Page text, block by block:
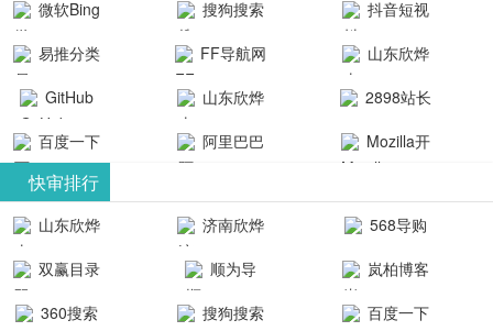
速，支持在
线观看，满
足各类影迷
需求，提供
无广告、高
清流畅的观
影体验。
剧大全、好
看的电视
剧、最新的
电影在线观
看，神马影
最新好看的
剧片、爱情
片、搞笑片
年最新电影
的在线观
看，快来碟
调电影网在
线观看最新
热门影视作
全最优质的
软件免费下
载、资源免
费共享、技
术教程学习
台！整合破
合破解游
戏、整合安
微软Bing
搜狗搜索
引擎
抖音短视
频
易推分类
目录网
FF导航网
山东欣烨
化工有限公
GitHub
山东欣烨
生物科技有
2898站长
资源平台
百度一下
阿里巴巴
Mozilla开
快审排行
山东欣烨
生物科技有
济南欣烨
科技有限公
568导购
网
双赢目录
顺为导
航-办公运营
岚柏博客
360搜索
搜狗搜索
百度一下